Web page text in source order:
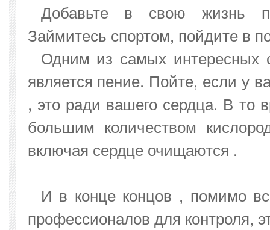
Добавьте в свою жизнь
Займитесь спортом, пойдите в
Одним из самых интересных
является пение. Пойте, если у
, это ради вашего сердца. В то
большим количеством
включая сердце очищаются .
И в конце концов , помимо
профессионалов для контроля,